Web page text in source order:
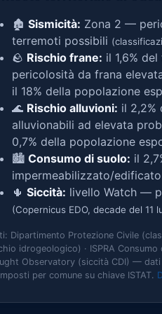
🏚️ Sismicità: Zona 2 —
terremoti possibili
🪨 Rischio frane: il 1,6%
pericolosità da frana
il 18% della popolazione
🌊 Rischio alluvioni: il 2,2%
alluvionabili ad elevata
0,7% della popolazione
🏙️ Consumo di suolo: il
impermeabilizzato/edificato
🌵 Siccità: livello Watch —
(Copernicus EDO, decade del 11
Dipartimento Protezione Civile
idrogeologico) · ISPRA
Observatory (siccità CDI) —
per comune su chiave ISTAT.